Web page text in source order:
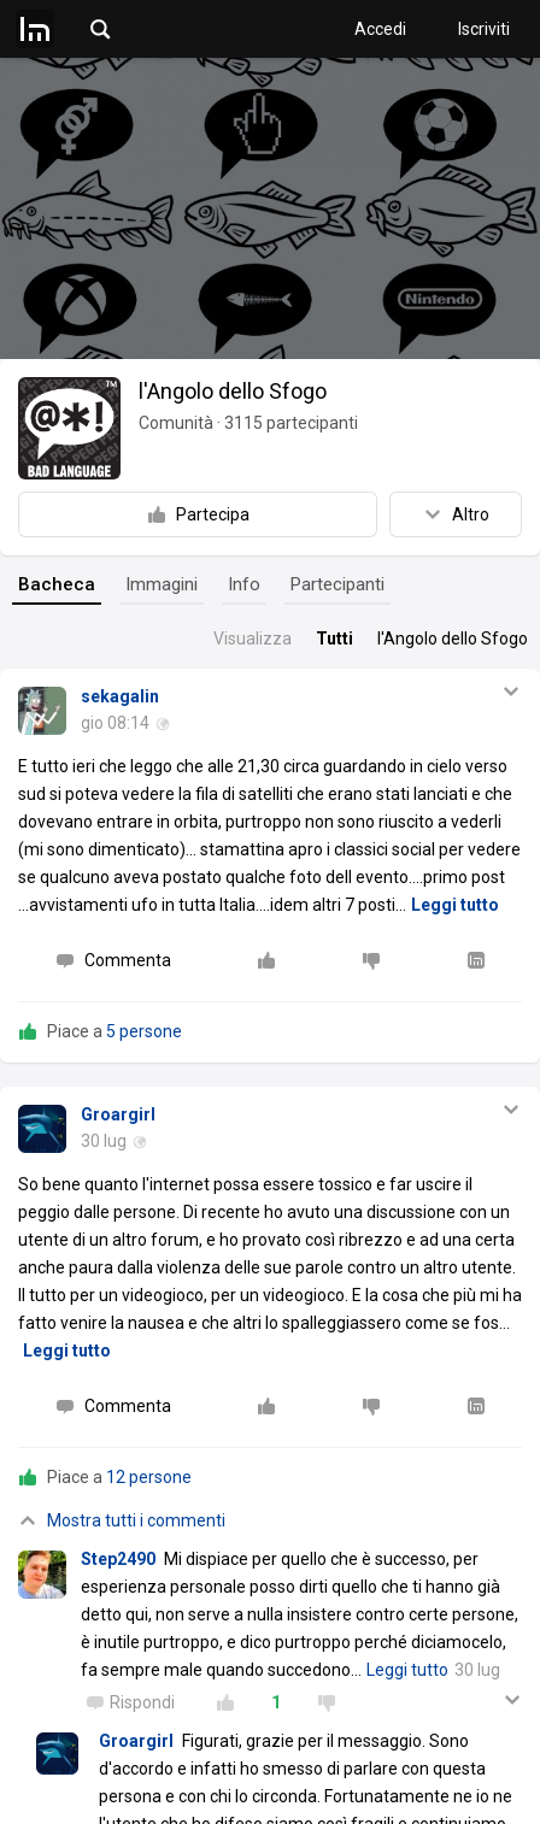
Accedi Iscriviti
l'Angolo dello Sfogo
Comunità · 3115 partecipanti
Partecipa Altro
Bacheca Immagini Info Partecipanti
Visualizza Tutti l'Angolo dello Sfogo
sekagalin
gio 08:14
E tutto ieri che leggo che alle 21,30 circa guardando in cielo verso
sud si poteva vedere la fila di satelliti che erano stati lanciati e che
dovevano entrare in orbita, purtroppo non sono riuscito a vederli
(mi sono dimenticato)... stamattina apro i classici social per vedere
se qualcuno aveva postato qualche foto dell evento....primo post
...avvistamenti ufo in tutta Italia....idem altri 7 posti
Leggi tutto
Commenta
Piace a 5 persone
Groargirl
30 lug
So bene quanto l'internet possa essere tossico e far uscire il
peggio dalle persone. Di recente ho avuto una discussione con un
utente di un altro forum, e ho provato così ribrezzo e ad una certa
anche paura dalla violenza delle sue parole contro un altro utente.
Il tutto per un videogioco, per un videogioco. E la cosa che più mi ha
fatto venire la nausea e che altri lo spalleggiassero come se fos
Leggi tutto
Commenta
Piace a 12 persone
Mostra tutti i commenti
Step2490 Mi dispiace per quello che è successo, per
esperienza personale posso dirti quello che ti hanno già
detto qui, non serve a nulla insistere contro certe persone,
è inutile purtroppo, e dico purtroppo perché diciamocelo,
fa sempre male quando succedono
Leggi tutto 30 lug
Rispondi
1
Groargirl
Figurati, grazie per il messaggio. Sono
d'accordo e infatti ho smesso di parlare con questa
persona e con chi lo circonda. Fortunatamente ne io ne